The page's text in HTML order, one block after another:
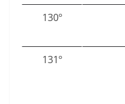
130º
131º